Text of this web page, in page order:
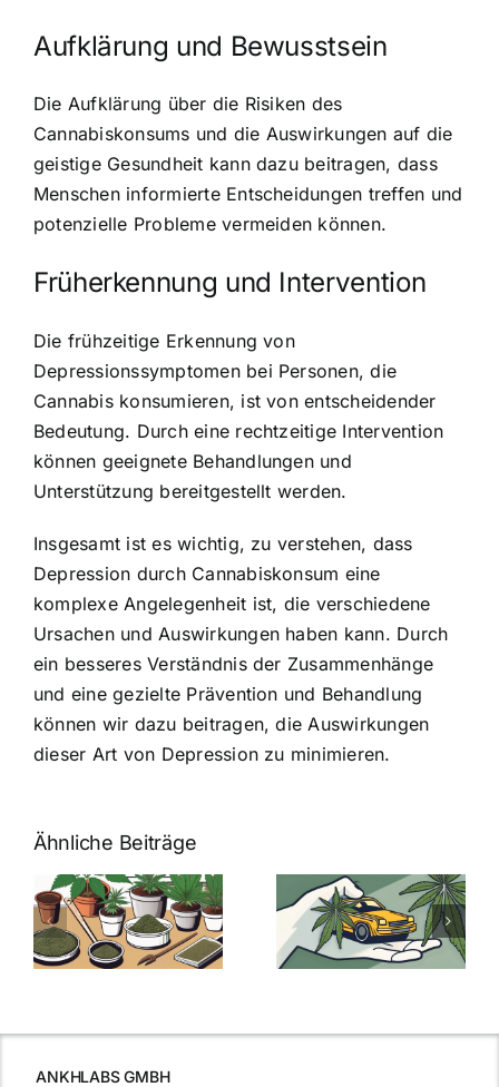
Aufklärung und Bewusstsein
Die Aufklärung über die Risiken des
Cannabiskonsums und die Auswirkungen auf die
geistige Gesundheit kann dazu beitragen, dass
Menschen informierte Entscheidungen treffen und
potenzielle Probleme vermeiden können.
Früherkennung und Intervention
Die frühzeitige Erkennung von
Depressionssymptomen bei Personen, die
Cannabis konsumieren, ist von entscheidender
Bedeutung. Durch eine rechtzeitige Intervention
können geeignete Behandlungen und
Unterstützung bereitgestellt werden.
Insgesamt ist es wichtig, zu verstehen, dass
Depression durch Cannabiskonsum eine
komplexe Angelegenheit ist, die verschiedene
Ursachen und Auswirkungen haben kann. Durch
ein besseres Verständnis der Zusammenhänge
und eine gezielte Prävention und Behandlung
können wir dazu beitragen, die Auswirkungen
dieser Art von Depression zu minimieren.
Ähnliche Beiträge
Neue THC-
Grenzwert-
Regelung:
Was Sie über
Cannabis und
müssen
Cannabis
Samen
kaufen: Alles
was Sie
ANKHLABS GMBH